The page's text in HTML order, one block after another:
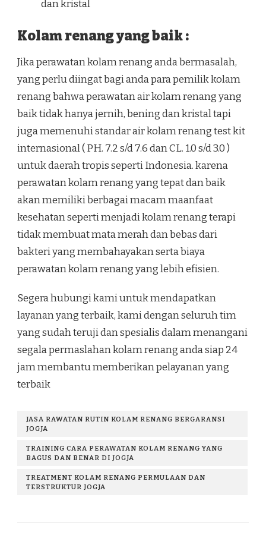
dan kristal
Kolam renang yang baik :
Jika perawatan kolam renang anda bermasalah,
yang perlu diingat bagi anda para pemilik kolam
renang bahwa perawatan air kolam renang yang
baik tidak hanya jernih, bening dan kristal tapi
juga memenuhi standar air kolam renang test kit
internasional ( PH. 7.2 s/d 7.6 dan CL. 1.0 s/d 3.0 )
untuk daerah tropis seperti Indonesia. karena
perawatan kolam renang yang tepat dan baik
akan memiliki berbagai macam maanfaat
kesehatan seperti menjadi kolam renang terapi
tidak membuat mata merah dan bebas dari
bakteri yang membahayakan serta biaya
perawatan kolam renang yang lebih efisien.
Segera hubungi kami untuk mendapatkan
layanan yang terbaik, kami dengan seluruh tim
yang sudah teruji dan spesialis dalam menangani
segala permaslahan kolam renang anda siap 24
jam membantu memberikan pelayanan yang
terbaik
JASA RAWATAN RUTIN KOLAM RENANG BERGARANSI
JOGJA
TRAINING CARA PERAWATAN KOLAM RENANG YANG
BAGUS DAN BENAR DI JOGJA
TREATMENT KOLAM RENANG PERMULAAN DAN
TERSTRUKTUR JOGJA